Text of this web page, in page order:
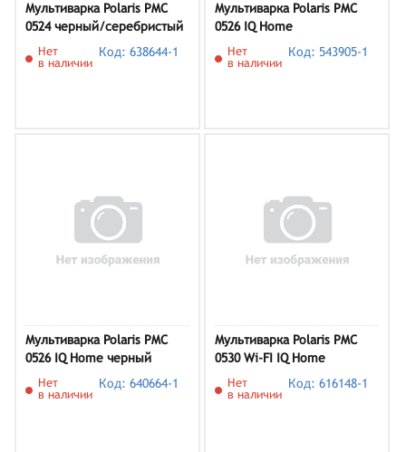
Мультиварка Polaris PMC
0524 черный/серебристый
Нет
в наличии
Код: 638644-1
Мультиварка Polaris PMC
0526 IQ Home
Нет
в наличии
Код: 543905-1
Мультиварка Polaris PMC
0526 IQ Home черный
Нет
в наличии
Код: 640664-1
Мультиварка Polaris PMC
0530 Wi-FI IQ Home
Нет
в наличии
Код: 616148-1